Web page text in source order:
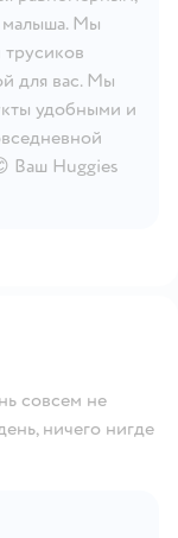
малыша. Мы
трусиков
для вас. Мы
удобными и
Ваш Huggies
совсем не
ничего нигде